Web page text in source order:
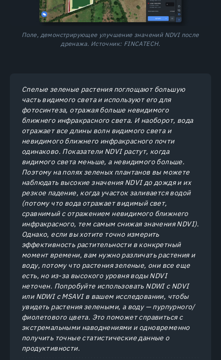
Поле, демонстрирующее улучшение значений NDVI после
дренажа. Источник: FINCATECH.
Спелые зеленые растения поглощают большую
часть видимого света и используют его для
фотосинтеза, отражая больше невидимого
ближнего инфракрасного света. И наоборот, вода
отражает все длины волн видимого света и
невидимого ближнего инфракрасного почти
одинаково. Показатели NDVI растут, когда
видимого света меньше, а невидимого больше.
Поэтому на полях зеленых плантанов вы можете
наблюдать высокие значения NDVI до дождя и их
резкое падение, когда участок заливается водой
(потому что вода отражает видимый свет,
сравнимый с отражением невидимого ближнего
инфракрасного, тем самым снижая значения NDVI).
Однако, если вы хотите точно измерить
эффективность растительности в конкретный
момент времени, вам нужно различать растения и
воду, потому что растения зеленые, они все еще
есть, но из-за высокого уровня воды NDVI
неточен. Попробуйте использовать NDWI с NDVI
или NDWI с MSAVI в вашем исследовании, чтобы
увидеть растения зелеными, а воду — пурпурного/
фиолетового цвета. Это поможет справиться с
экстремальными наводнениями и одновременно
получить точные статистические данные о
продуктивности.